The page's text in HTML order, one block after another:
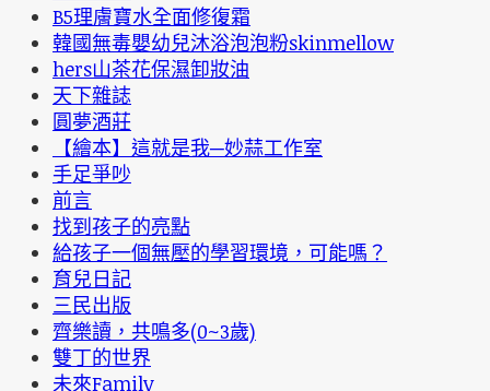
B5理膚寶水全面修復霜
韓國無毒嬰幼兒沐浴泡泡粉skinmellow
hers山茶花保濕卸妝油
天下雜誌
圓夢酒莊
【繪本】這就是我─妙蒜工作室
手足爭吵
前言
找到孩子的亮點
給孩子一個無壓的學習環境，可能嗎？
育兒日記
三民出版
齊樂讀，共鳴多(0~3歲)
雙丁的世界
未來Family